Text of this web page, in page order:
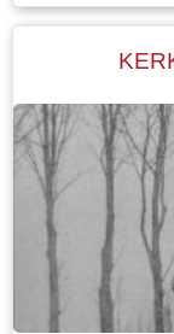
genoemd. De
klaar voor de
Albert Brink
voorzitter
was ook een
sinterklaas
de bakkerij.
voortgezet,